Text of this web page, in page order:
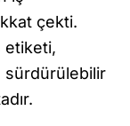
çekti.
etiketi,
sürdürülebilir